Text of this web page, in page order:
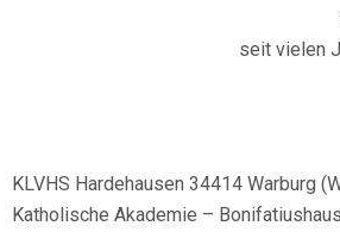
seit vielen
KLVHS Hardehausen 34414 Warburg
Katholische Akademie –